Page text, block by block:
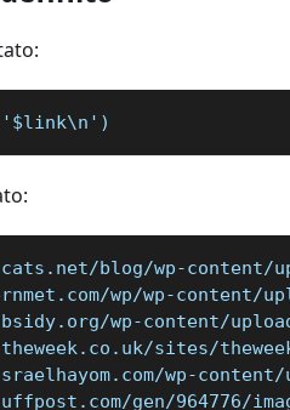
blog/wp-content/
wp/wp-
wp-content/
sites/
wp-
gen/964776/